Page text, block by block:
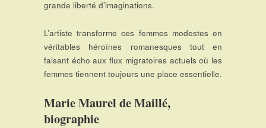
grande liberté d’imaginations.
L’artiste transforme ces femmes modestes en
véritables héroïnes romanesques tout en
faisant écho aux flux migratoires actuels où les
femmes tiennent toujours une place essentielle.
Marie Maurel de Maillé,
biographie